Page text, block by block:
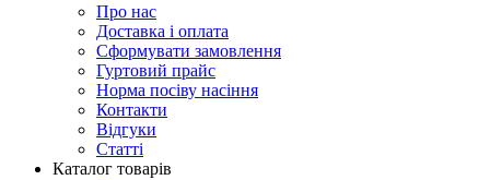
Про нас
Доставка і оплата
Сформувати замовлення
Гуртовий прайс
Норма посіву насіння
Контакти
Відгуки
Статті
Каталог товарів